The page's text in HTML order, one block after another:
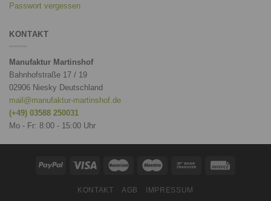
Passwort vergessen
KONTAKT
Manufaktur Martinshof
Bahnhofstraße 17 / 19
02906 Niesky Deutschland
mail@manufaktur-martinshof.de
(+49) 03588 250031
Mo - Fr: 8:00 - 15:00 Uhr
KONTAKT AGB IMPRESSUM